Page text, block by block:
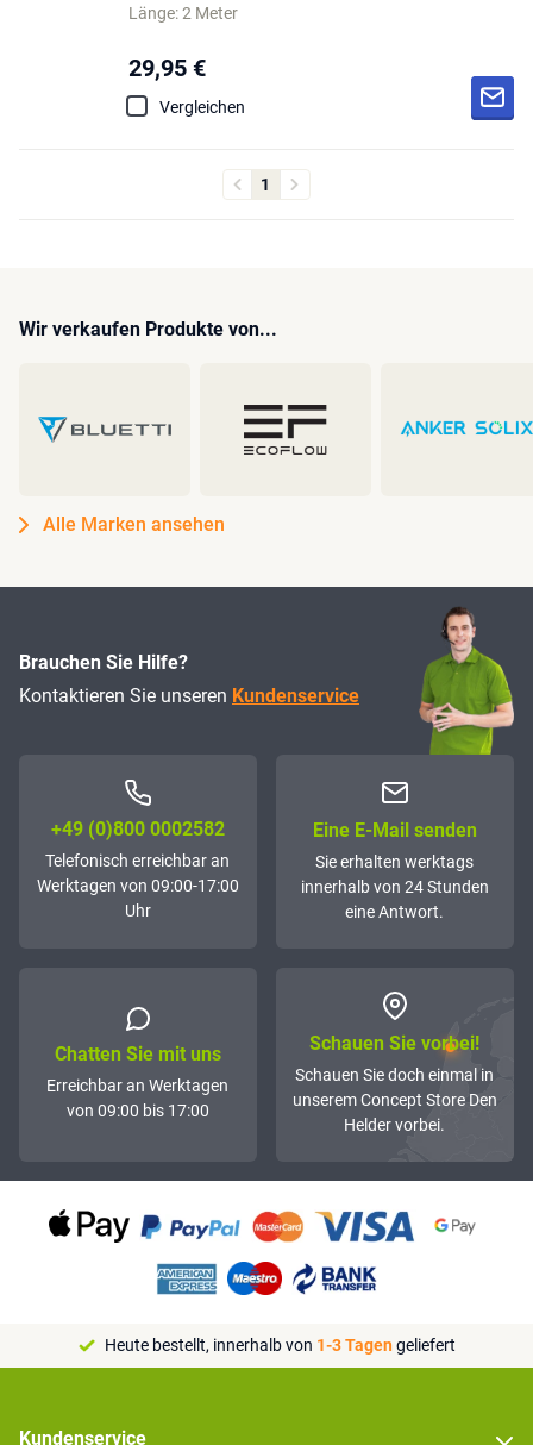
Länge: 2 Meter
29,95 €
Vergleichen
1
Wir verkaufen Produkte von...
Alle Marken ansehen
Brauchen Sie Hilfe?
Kontaktieren Sie unseren Kundenservice
+49 (0)800 0002582
Telefonisch erreichbar an
Werktagen von 09:00-17:00
Uhr
Eine E-Mail senden
Sie erhalten werktags
innerhalb von 24 Stunden
eine Antwort.
Chatten Sie mit uns
Erreichbar an Werktagen
von 09:00 bis 17:00
Schauen Sie vorbei!
Schauen Sie doch einmal in
unserem Concept Store Den
Helder vorbei.
Heute bestellt, innerhalb von 1-3 Tagengeliefert
Kundenservice